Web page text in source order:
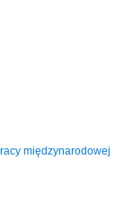
międzynarodowej